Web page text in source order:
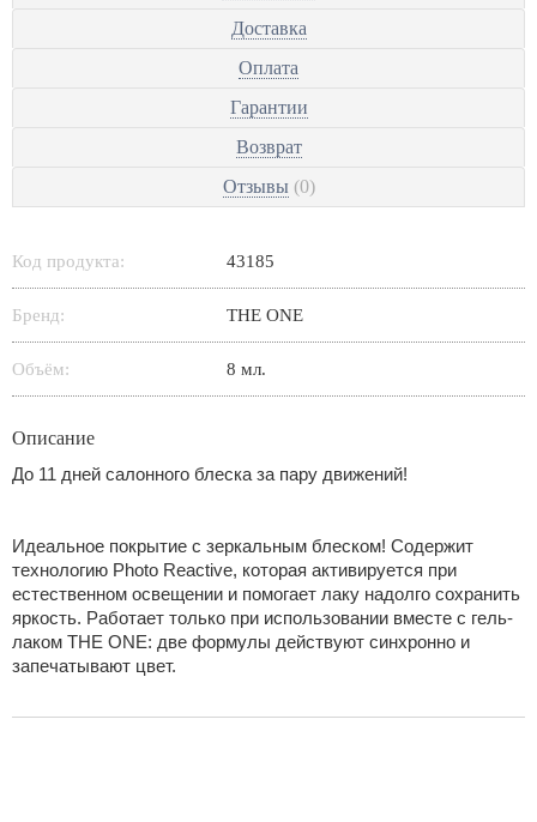
Доставка
Оплата
Гарантии
Возврат
Отзывы (0)
Код продукта: 43185
Бренд: THE ONE
Объём: 8 мл.
Описание
До 11 дней салонного блеска за пару движений!
Идеальное покрытие с зеркальным блеском! Содержит
технологию Photo Reactive, которая активируется при
естественном освещении и помогает лаку надолго сохранить
яркость. Работает только при использовании вместе с гель-
лаком THE ONE: две формулы действуют синхронно и
запечатывают цвет.